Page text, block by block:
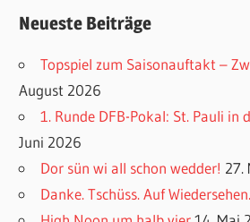
Neueste Beiträge
Topspiel zum Saisonauftakt –
August 2026
1. Runde DFB-Pokal: St. Pauli in
Juni 2026
Dor sün wi all schon wedder! 27.
Danke. Tschüss. Auf Wiedersehen.